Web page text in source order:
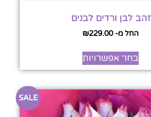
זהב לבן ורדים לבנים
החל מ- ₪229.00
בחר אפשרויות
SALE